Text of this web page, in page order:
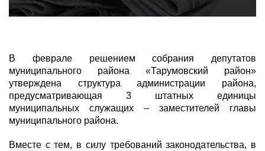
В феврале решением собрания депутатов
муниципального района «Тарумовский район»
утверждена структура администрации района,
предусматривающая 3 штатных единицы
муниципальных служащих – заместителей главы
муниципального района.
Вместе с тем, в силу требований законодательства, в